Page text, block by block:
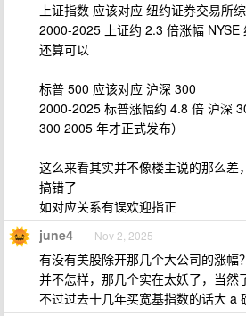
上证指数 应该对应 纽约证券交易所
2000-2025 上证约 2.3 倍涨幅
还算可以
标普 500 应该对应 沪深 300
2000-2025 标普涨幅约 4.8 倍 沪深
300 2005 年才正式发布）
这么来看其实并不像楼主说的那么差
搞错了
如对应关系有误欢迎指正
june4 Nov 2, 2025
有没有美股除开那几个大公司的涨幅
并不怎样，那几个实在太妖了，当然
不过过去十几年买宽基指数的话大 a